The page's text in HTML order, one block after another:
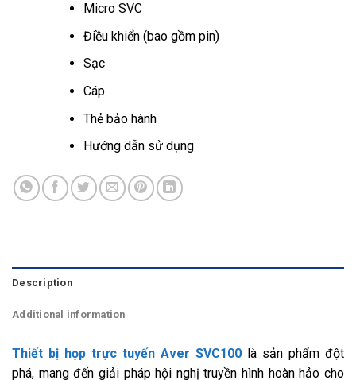
Micro SVC
Điều khiển (bao gồm pin)
Sạc
Cáp
Thẻ bảo hành
Hướng dẫn sử dụng
Description
Additional information
Thiết bị họp trực tuyến Aver SVC100 là sản phẩm đột
phá, mang đến giải pháp hội nghị truyền hình hoàn hảo cho